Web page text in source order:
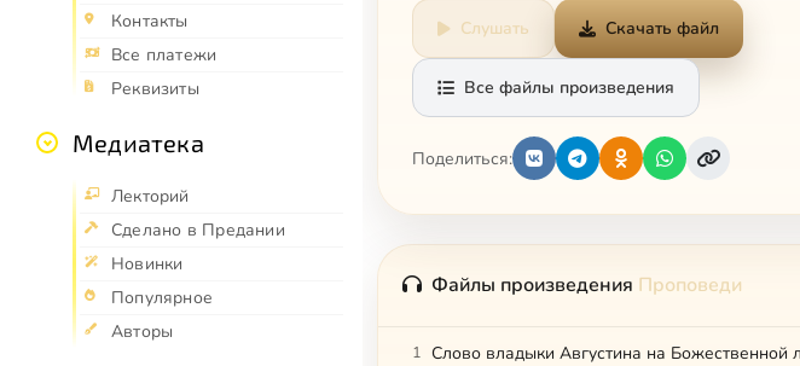
Контакты
Все платежи
Реквизиты
Медиатека
Лекторий
Сделано в Предании
Новинки
Популярное
Авторы
Слушать Скачать файл
Все файлы произведения
Поделиться:
Файлы произведения Проповеди
1 Слово владыки Августина на Божественной